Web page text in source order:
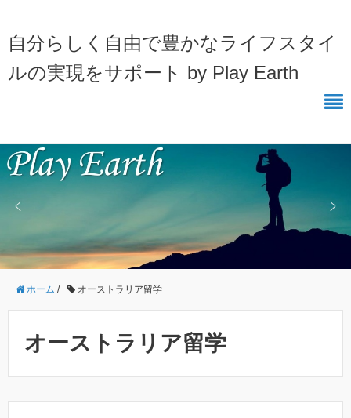
自分らしく自由で豊かなライフスタイ
ルの実現をサポート by Play Earth
ホーム / オーストラリア留学
オーストラリア留学